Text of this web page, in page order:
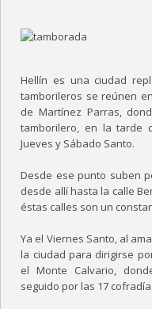
FOTOS
NOVEDADES
ACTIVIDADES
RUTAS
HOSTAL MODESTO
RESERVAS
CONTACTO
Hellín es una ciudad
tamborileros se reúnen
de Martínez Parras,
tamborilero, en la tarde
Jueves y Sábado Santo.
Desde ese punto suben
desde allí hasta la calle
éstas calles son un
Ya el Viernes Santo, al
la ciudad para dirigirse
el Monte Calvario,
seguido por las 17